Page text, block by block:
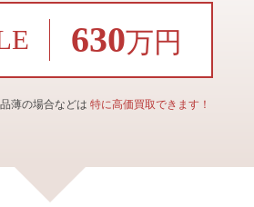
630万円
薄の場合などは 特に高価買取できます！